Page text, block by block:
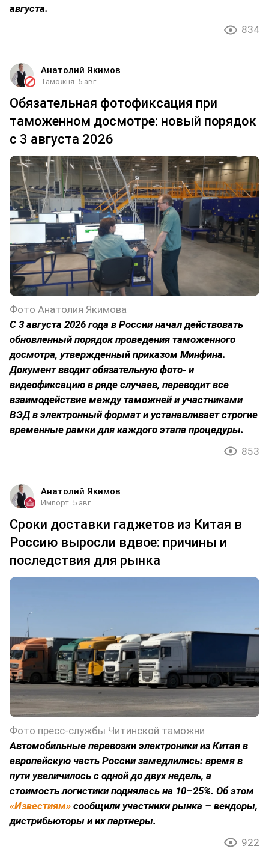
августа.
834
Анатолий Якимов
Таможня 5 авг
Обязательная фотофиксация при
таможенном досмотре: новый порядок
с 3 августа 2026
Фото Анатолия Якимова
С 3 августа 2026 года в России начал действовать
обновленный порядок проведения таможенного
досмотра, утвержденный приказом Минфина.
Документ вводит обязательную фото- и
видеофиксацию в ряде случаев, переводит все
взаимодействие между таможней и участниками
ВЭД в электронный формат и устанавливает строгие
временные рамки для каждого этапа процедуры.
853
Анатолий Якимов
Импорт 5 авг
Сроки доставки гаджетов из Китая в
Россию выросли вдвое: причины и
последствия для рынка
Фото пресс-службы Читинской таможни
Автомобильные перевозки электроники из Китая в
европейскую часть России замедлились: время в
пути увеличилось с одной до двух недель, а
стоимость логистики поднялась на 10–25%. Об этом
«Известиям» сообщили участники рынка – вендоры,
дистрибьюторы и их партнеры.
922